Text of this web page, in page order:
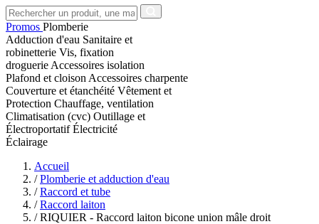
Promos Plomberie
Adduction d'eau Sanitaire et
robinetterie Vis, fixation
droguerie Accessoires isolation
Plafond et cloison Accessoires charpente
Couverture et étanchéité Vêtement et
Protection Chauffage, ventilation
Climatisation (cvc) Outillage et
ÉlectroportatifÉlectricité
Éclairage
Accueil
/ Plomberie et adduction d'eau
/ Raccord et tube
/ Raccord laiton
/ RIQUIER - Raccord laiton bicone union mâle droit